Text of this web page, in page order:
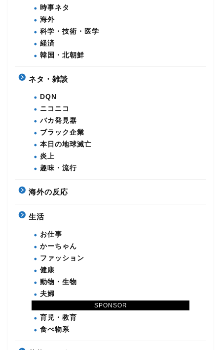
SPONSOR
時事ネタ
海外
科学・技術・医学
経済
韓国・北朝鮮
ネタ・雑談
DQN
ニコニコ
バカ発見器
ブラック企業
本日の地球滅亡
炎上
趣味・流行
海外の反応
生活
お仕事
かーちゃん
ファッション
健康
動物・生物
夫婦
育児・教育
食べ物系